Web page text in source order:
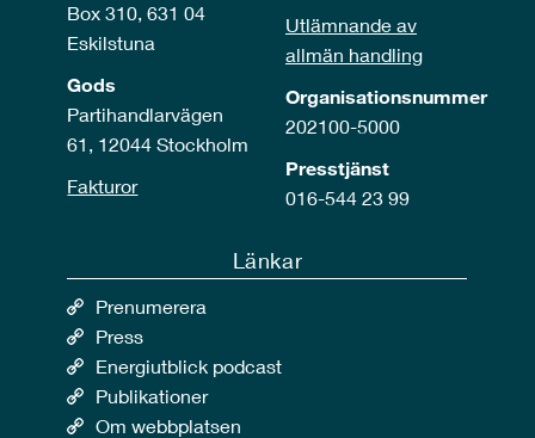
Box 310, 631 04
Eskilstuna
Gods
Partihandlarvägen
61, 12044 Stockholm
Fakturor
Utlämnande av
allmän handling
Organisationsnummer
202100-5000
Presstjänst
016-544 23 99
Länkar
Prenumerera
Press
Energiutblick podcast
Publikationer
Om webbplatsen